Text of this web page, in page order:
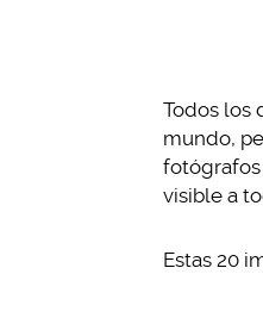
Todos los
mundo,
fotógrafos
visible a
Estas 20